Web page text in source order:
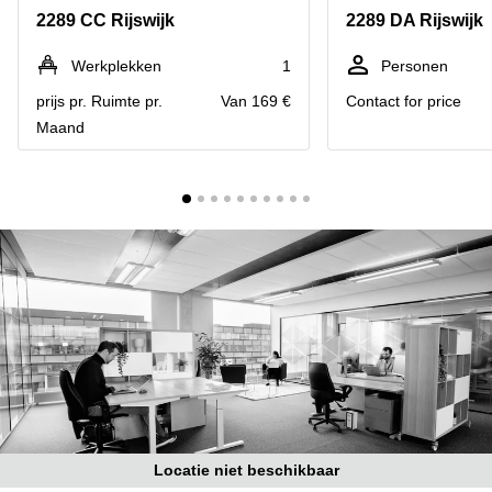
Hengelo
Hilversum
Hoofddorp
Deventer
Zwolle
Amsterdam
Westpoort
Reeuwijk
Business
Arnhem
Hilversum
Business
center
Den
Haag
Coworking
space
Breda
2289 CC Rijswijk
Werkplekken
1
prijs pr. Ruimte pr.
Maand
Van 169 €
2289 DA Rijswijk
Personen
Contact for price
Locatie niet beschikbaar